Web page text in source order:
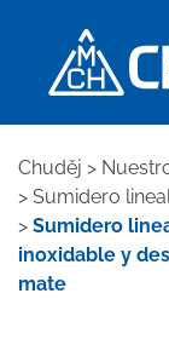
Chuděj >
> Sumidero
> Sumidero
inoxidable y
mate